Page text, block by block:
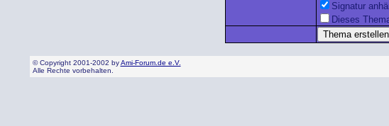
Signatur
Dieses
© Copyright 2001-2002 byAmi-Forum.de e.V.
Alle Rechte vorbehalten.